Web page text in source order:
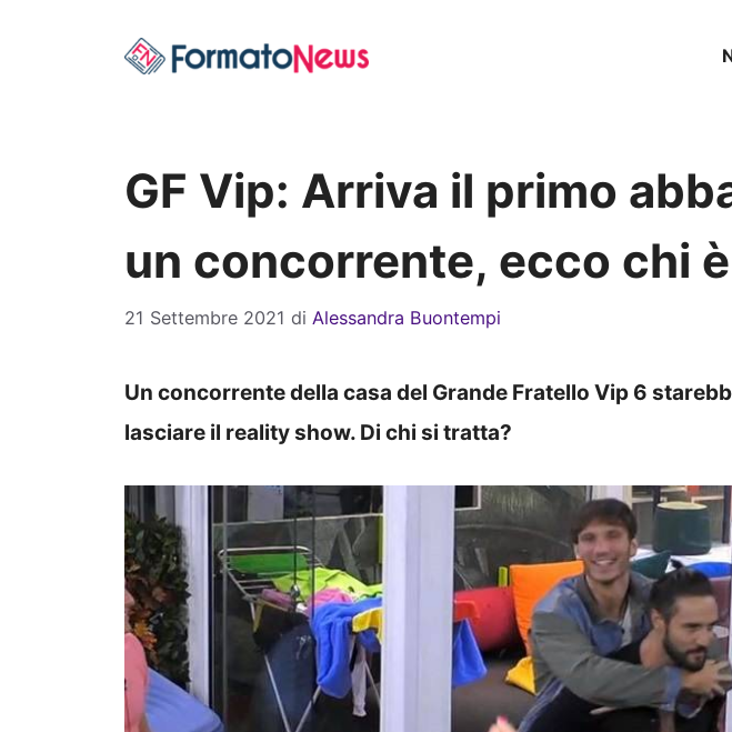
GF Vip: Arriva il primo
un concorrente, ecco chi è
21 Settembre 2021 di Alessandra Buontempi
Un concorrente della casa del Grande Fratello Vip 6
lasciare il reality show. Di chi si tratta?